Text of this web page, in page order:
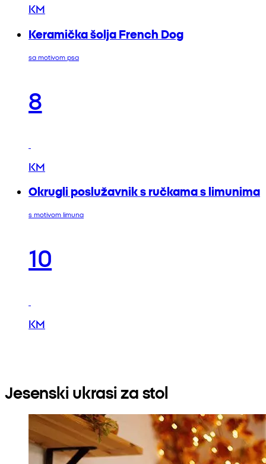
KM
Keramička šolja French Dog
sa motivom psa
8
KM
Okrugli poslužavnik s ručkama s limunima
s motivom limuna
10
KM
Jesenski ukrasi za stol